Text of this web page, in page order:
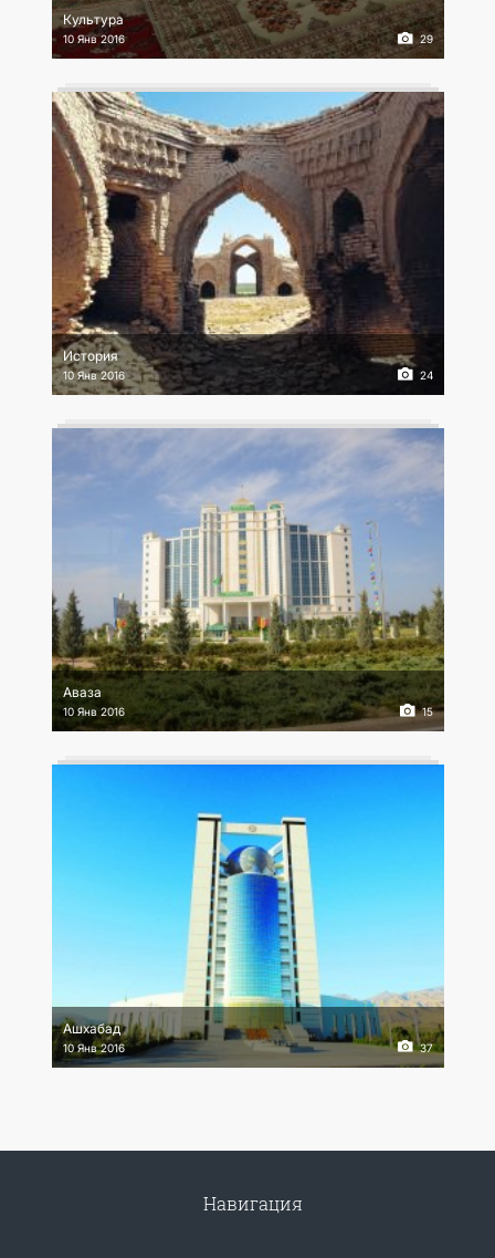
Культура
10 Янв 2016 29
История
10 Янв 2016 24
Аваза
10 Янв 2016 15
Ашхабад
10 Янв 2016 37
Навигация